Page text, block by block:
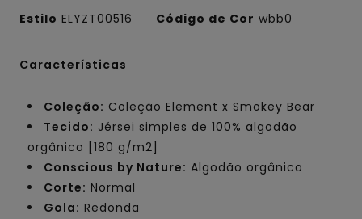
Estilo ELYZT00516 Código de Cor wbb0
Características
Coleção: Coleção Element x Smokey Bear
Tecido: Jérsei simples de 100% algodão
orgânico [180 g/m2]
Conscious by Nature: Algodão orgânico
Corte: Normal
Gola: Redonda